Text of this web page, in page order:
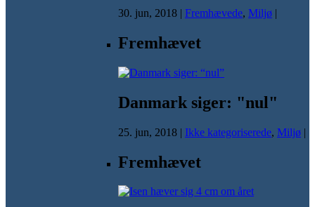
30. jun, 2018 | Fremhævede, Miljø |
Fremhævet
Danmark siger: "nul"
25. jun, 2018 | Ikke kategoriserede, Miljø |
Fremhævet